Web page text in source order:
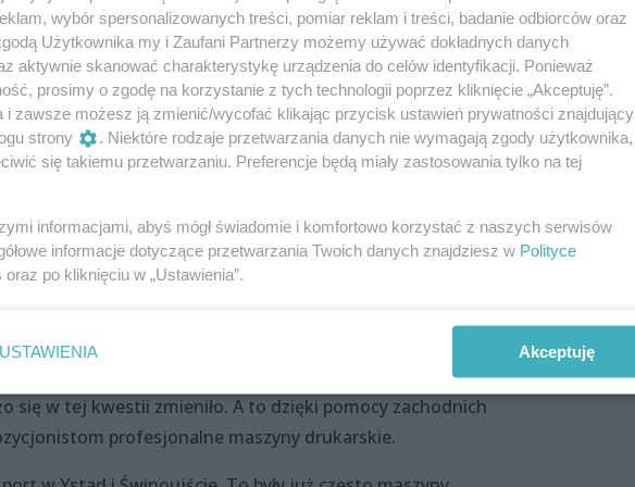
z pastą do prania „Komfort” i odbijano uzyskany
„tylko”, żeby ktoś z odwiedzających wyniósł taki
z błędami. Wszystkie te, gdzie coś się przesunęło, zamazało
temu jedyne w swoim rodzaju egzemplarze, różniące się od
również można zobaczyć w „Katalogu Znaczków Poczt
do Swinoujścia
metodami widnieją przede wszystkim na początku
w zakładach Polmo. Na dalszych stronach, zwłaszcza
się w tej kwestii zmieniło. A to dzięki pomocy zachodnich
profesjonalne maszyny drukarskie.
wybór spersonalizowanych treści, pomiar reklam i treści, badanie odbiorców oraz
Użytkownika my i Zaufani Partnerzy możemy używać dokładnych danych
aktywnie skanować charakterystykę urządzenia do celów identyfikacji. Ponieważ
prosimy o zgodę na korzystanie z tych technologii poprzez kliknięcie „Akceptuję”.
i zawsze możesz ją zmienić/wycofać klikając przycisk ustawień prywatności znajdujący
strony
. Niektóre rodzaje przetwarzania danych nie wymagają zgody użytkownika,
się takiemu przetwarzaniu. Preferencje będą miały zastosowania tylko na tej
informacjami, abyś mógł świadomie i komfortowo korzystać z naszych serwisów
informacje dotyczące przetwarzania Twoich danych znajdziesz w Polityce
oraz po kliknięciu w „Ustawienia”.
USTAWIENIA Akceptuję